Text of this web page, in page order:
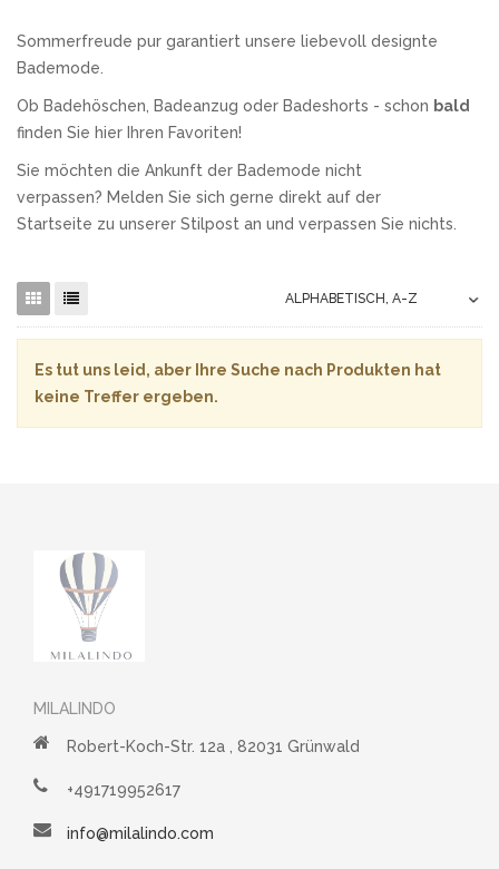
Sommerfreude pur garantiert unsere liebevoll designte
Bademode.
Ob Badehöschen, Badeanzug oder Badeshorts - schon bald
finden Sie hier Ihren Favoriten!
Sie möchten die Ankunft der Bademode nicht
verpassen? Melden Sie sich gerne direkt auf der
Startseite zu unserer Stilpost an und verpassen Sie nichts.
Es tut uns leid, aber Ihre Suche nach Produkten hat
keine Treffer ergeben.
MILALINDO
Robert-Koch-Str. 12a , 82031 Grünwald
+491719952617
info@milalindo.com